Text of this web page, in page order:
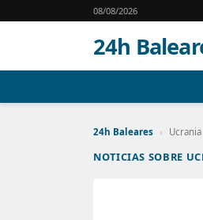
08/08/2026
24h
24h Baleares › Ucrania
NOTICIAS SOBRE